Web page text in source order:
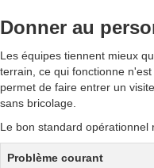
Donner au
Les équipes tiennent mieux
terrain, ce qui fonctionne
permet de faire entrer un
sans bricolage.
Le bon standard opérationnel
Problème courant